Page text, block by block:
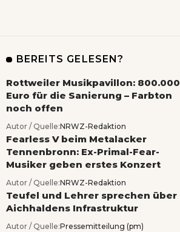
BEREITS GELESEN?
Rottweiler Musikpavillon: 800.000
Euro für die Sanierung – Farbton
noch offen
Autor / Quelle:NRWZ-Redaktion
Fearless V beim Metalacker
Tennenbronn: Ex-Primal-Fear-
Musiker geben erstes Konzert
Autor / Quelle:NRWZ-Redaktion
Teufel und Lehrer sprechen über
Aichhaldens Infrastruktur
Autor / Quelle:Pressemitteilung (pm)